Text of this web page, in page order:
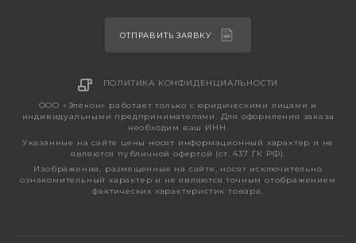
ОТПРАВИТЬ ЗАЯВКУ
ПОЛИТИКА КОНФИДЕНЦИАЛЬНОСТИ
ООО «Элекон» работает только с юридическими лицами и
индивидуальными предпринимателями. Для оформления заказа
необходим ваш ИНН.
Указанные на сайте цены носят информационный характер и не
являются публичной офертой (ст. 437 ГК РФ).
Изображения, размещенные на сайте, носят исключительно
ознакомительный характер и не являются точным отображением
фактических характеристик товара.